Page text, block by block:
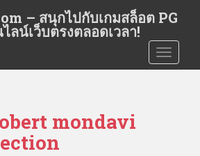
– สนุกไปกับเกมสล็อต PG
ลน์เว็บตรงตลอดเวลา!
mondavi